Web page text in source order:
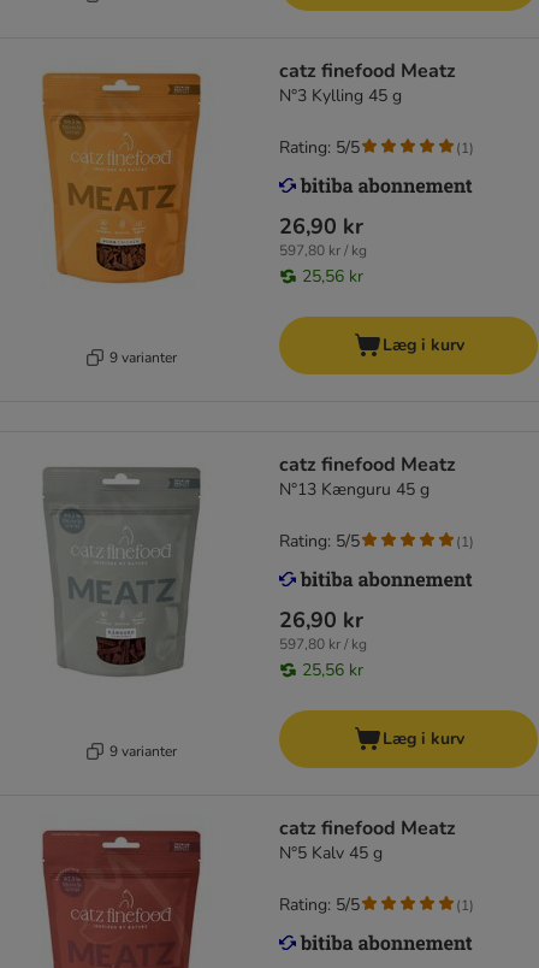
9 varianter
catz finefood Meatz
N°3 Kylling 45 g
26,90 kr
597,80 kr / kg
25,56 kr
Rating: 5/5 (1)
Læg i kurv
9 varianter
catz finefood Meatz
N°13 Kænguru 45 g
26,90 kr
597,80 kr / kg
25,56 kr
Rating: 5/5 (1)
Læg i kurv
catz finefood Meatz
N°5 Kalv 45 g
Rating: 5/5 (1)